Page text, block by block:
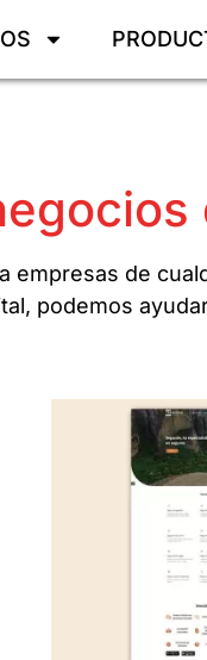
empresas de
podemos